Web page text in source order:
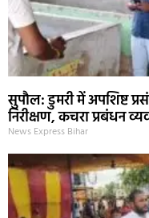
सुपौल: डुमरी में अपशिष्ट
निरीक्षण, कचरा प्रबंधन
News Express Bihar